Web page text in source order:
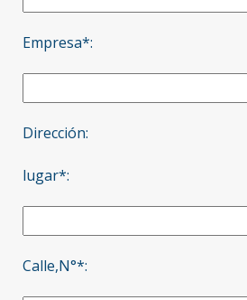
Empresa*:
Dirección:
lugar*:
Calle,N°*: